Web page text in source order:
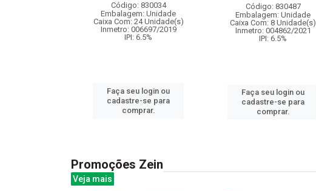
Código: 830034
Embalagem: Unidade
Caixa Com: 24 Unidade(s)
Inmetro: 006697/2019
IPI: 6.5%
Faça seu login ou
cadastre-se para
comprar.
Código: 830487
Embalagem: Unidade
Caixa Com: 8 Unidade(s)
Inmetro: 004862/2021
IPI: 6.5%
Faça seu login ou
cadastre-se para
comprar.
Promoções Zein
Veja mais